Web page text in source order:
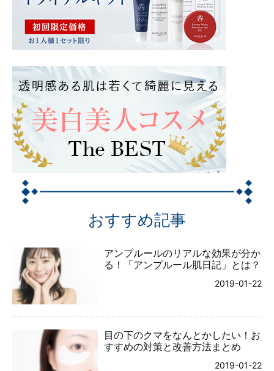
おすすめ記事
アンプルールのリアルな効果が分か
る！「アンプルール肌日記」とは？
2019-01-22
目の下のクマをなんとかしたい！お
すすめの対策と改善方法まとめ
2019-01-22